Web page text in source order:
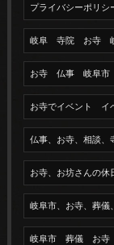
プライバシーポリシ
岐阜 寺院 お寺
お寺 仏事 岐阜
お寺でイベント
仏事、お寺、相談、
お寺、お坊さんの休
岐阜市、お寺、葬儀
岐阜市 葬儀 お寺